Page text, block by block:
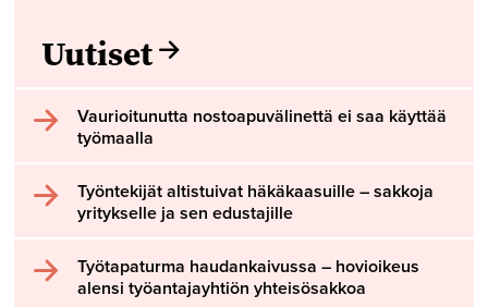
Uutiset
Vaurioitunutta nostoapuvälinettä ei saa käyttää
työmaalla
Työntekijät altistuivat häkäkaasuille – sakkoja
yritykselle ja sen edustajille
Työtapaturma haudankaivussa – hovioikeus
alensi työantajayhtiön yhteisösakkoa